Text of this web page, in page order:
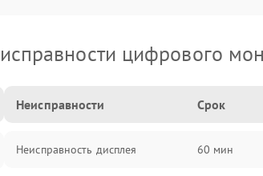
цифрового
Неисправности Срок
Неисправность дисплея 60 мин